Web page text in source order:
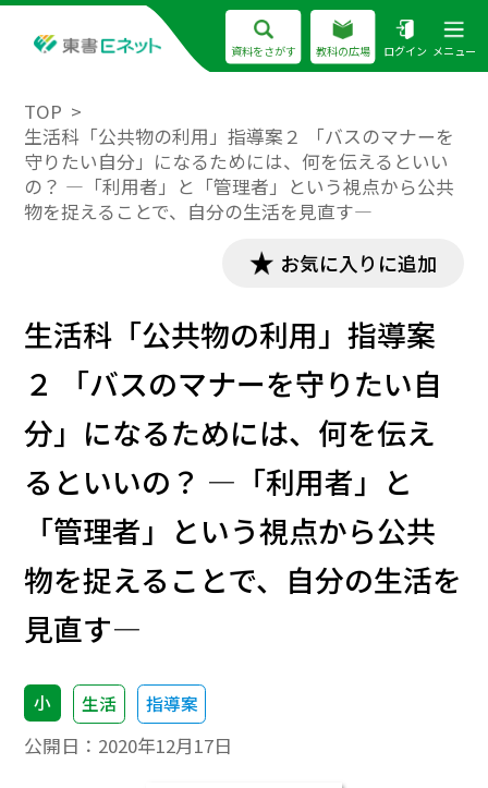
資料をさがす 教科の広場 ログイン メニュー
TOP
生活科「公共物の利用」指導案２ 「バスのマナーを
守りたい自分」になるためには、何を伝えるといい
の？ ―「利用者」と「管理者」という視点から公共
物を捉えることで、自分の生活を見直す―
お気に入りに追加
生活科「公共物の利用」指導案
２ 「バスのマナーを守りたい自
分」になるためには、何を伝え
るといいの？ ―「利用者」と
「管理者」という視点から公共
物を捉えることで、自分の生活を
見直す―
小 生活 指導案
公開日： 2020年12月17日